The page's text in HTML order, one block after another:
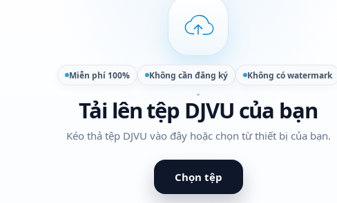
Miễn phí 100% Không cần đăng ký Không có watermark
Tải lên tệp DJVU của bạn
Kéo thả tệp DJVU vào đây hoặc chọn từ thiết bị của bạn.
Chọn tệp